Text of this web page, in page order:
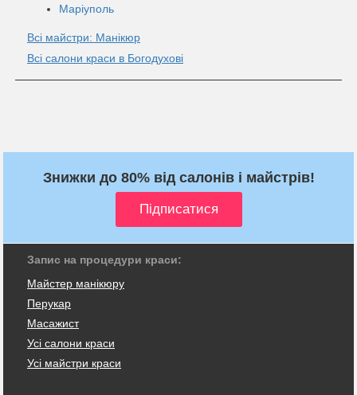
Маріуполь
Всі майстри: Манікюр
Всі салони краси в Богодухові
Знижки до 80% від салонів і майстрів!
Запис на процедури краси:
Майстер манікюру
Перукар
Масажист
Усі салони краси
Усі майстри краси